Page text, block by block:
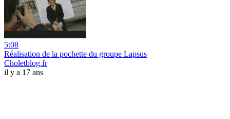
5:08
Réalisation de la pochette du groupe Lapsus
Choletblog.fr
il y a 17 ans